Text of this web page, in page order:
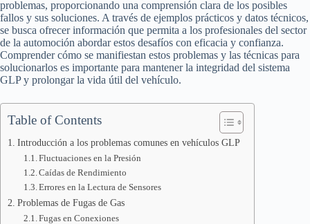
problemas, proporcionando una comprensión clara de los posibles
fallos y sus soluciones. A través de ejemplos prácticos y datos técnicos,
se busca ofrecer información que permita a los profesionales del sector
de la automoción abordar estos desafíos con eficacia y confianza.
Comprender cómo se manifiestan estos problemas y las técnicas para
solucionarlos es importante para mantener la integridad del sistema
GLP y prolongar la vida útil del vehículo.
Table of Contents
Introducción a los problemas comunes en vehículos GLP
Fluctuaciones en la Presión
Caídas de Rendimiento
Errores en la Lectura de Sensores
Problemas de Fugas de Gas
Fugas en Conexiones